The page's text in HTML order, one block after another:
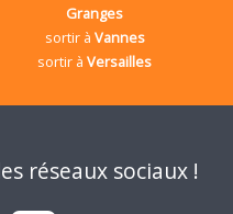
Granges
sortir à Vannes
sortir àVersailles
réseaux sociaux !